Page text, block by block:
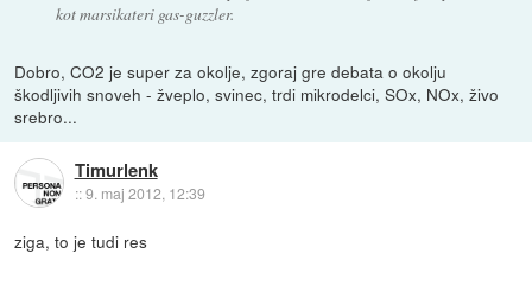
kot marsikateri gas-guzzler.
Dobro, CO2 je super za okolje, zgoraj gre debata o okolju
škodljivih snoveh - žveplo, svinec, trdi mikrodelci, SOx, NOx, živo
srebro...
Timurlenk
::9. maj 2012, 12:39
ziga, to je tudi res